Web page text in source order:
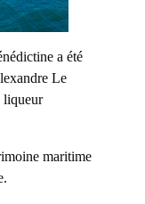
a été
Le
liqueur
maritime